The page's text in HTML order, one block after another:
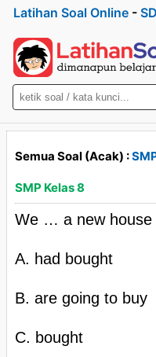
Latihan Soal Online - SD
Semua Soal (Acak) :
SMP Kelas 8
We … a new house
A. had bought
B. are going to buy
C. bought